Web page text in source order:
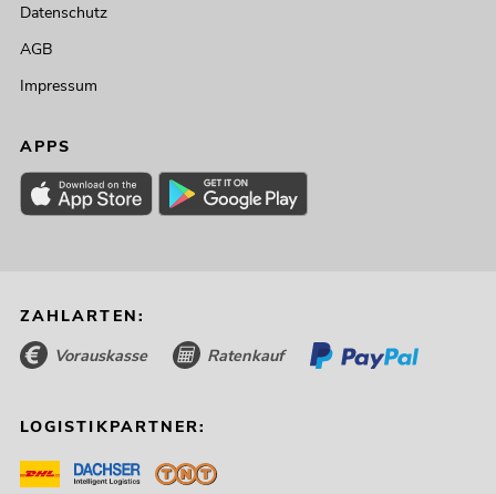
Datenschutz
AGB
Impressum
APPS
ZAHLARTEN:
Vorauskasse Ratenkauf
LOGISTIKPARTNER: